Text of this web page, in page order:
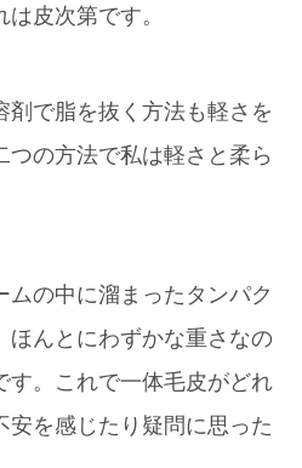
皮次第です。
剤で脂を抜く方法も軽さを
の方法で私は軽さと柔ら
ムの中に溜まったタンパク
ほんとにわずかな重さなの
す。これで一体毛皮がどれ
安を感じたり疑問に思った